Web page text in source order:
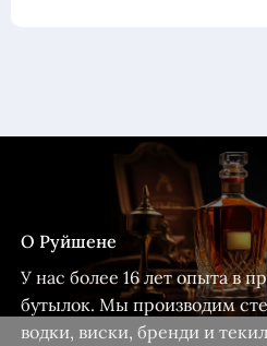
О Руйшене
У нас более 16 лет опыта в
бутылок. Мы производим
водки, виски, бренди и